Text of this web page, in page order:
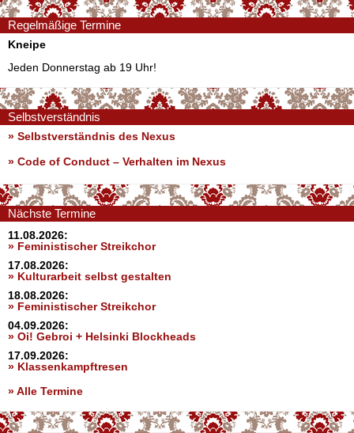
Regelmäßige Termine
Kneipe
Jeden Donnerstag ab 19 Uhr!
Selbstverständnis
» Selbstverständnis des Nexus
» Code of Conduct – Verhalten im Nexus
Nächste Termine
11.08.2026:
» Feministischer Streikchor
17.08.2026:
» Kulturarbeit selbst gestalten
18.08.2026:
» Feministischer Streikchor
04.09.2026:
» Oi! Gebroi + Helsinki Blockheads
17.09.2026:
» Klassenkampftresen
» Alle Termine